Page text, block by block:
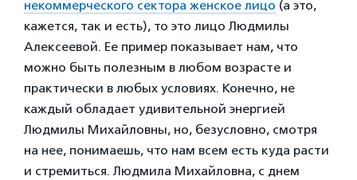
некоммерческого сектора женское лицо (а это,
кажется, так и есть), то это лицо Людмилы
Алексеевой. Ее пример показывает нам, что
можно быть полезным в любом возрасте и
практически в любых условиях. Конечно, не
каждый обладает удивительной энергией
Людмилы Михайловны, но, безусловно, смотря
на нее, понимаешь, что нам всем есть куда расти
и стремиться. Людмила Михайловна, с днем